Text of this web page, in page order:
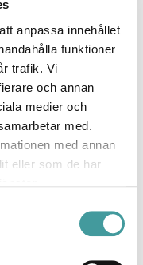
anpassa innehållet
funktioner
trafik. Vi
och annan
medier och
med.
med annan
eller som de har